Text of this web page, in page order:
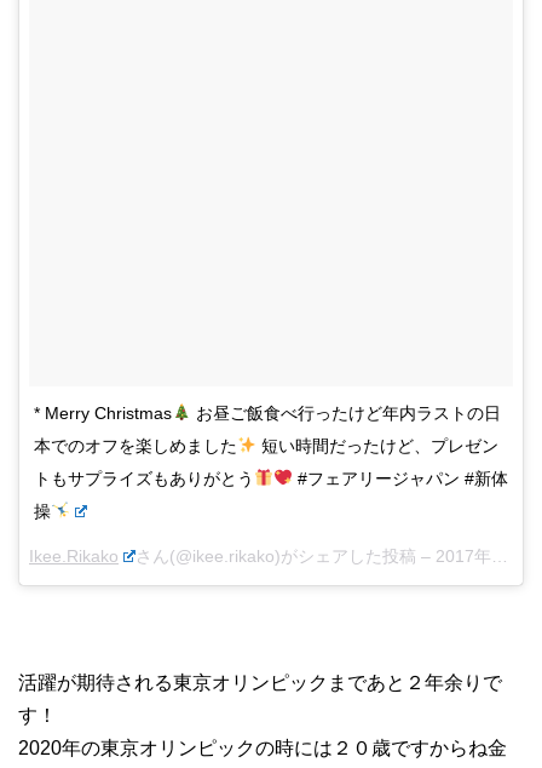
* Merry Christmas
お昼ご飯食べ行ったけど年内ラストの日
本でのオフを楽しめました
短い時間だったけど、プレゼン
トもサプライズもありがとう
#フェアリージャパン #新体
操
Ikee.Rikako さん(@ikee.rikako)がシェアした投稿 – 2017年12月月24日午前2時16分PST
活躍が期待される東京オリンピックまであと２年余りで
す！
2020年の東京オリンピックの時には２０歳ですからね金